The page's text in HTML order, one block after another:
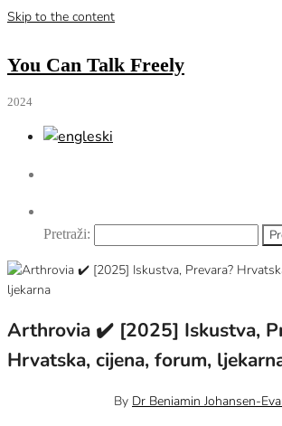
Skip to the content
You Can Talk Freely
2024
Pretraži:
Arthrovia ✔️ [2025] Iskustva,
Hrvatska, cijena, forum,
By Dr Beniamin Johansen-